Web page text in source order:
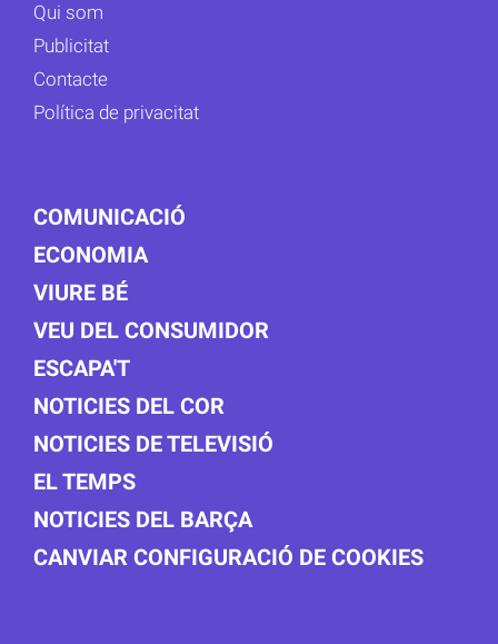
Qui som
Publicitat
Contacte
Política de privacitat
COMUNICACIÓ
ECONOMIA
VIURE BÉ
VEU DEL CONSUMIDOR
ESCAPA'T
NOTICIES DEL COR
NOTICIES DE TELEVISIÓ
EL TEMPS
NOTICIES DEL BARÇA
CANVIAR CONFIGURACIÓ DE COOKIES